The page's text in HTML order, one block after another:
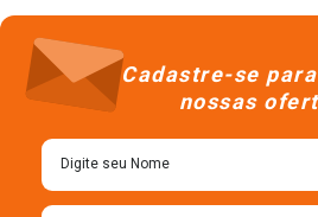
Cadastre-se
nossas